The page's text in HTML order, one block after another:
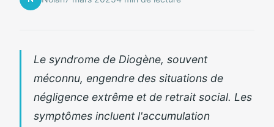
Le syndrome de Diogène, souvent
méconnu, engendre des situations de
négligence extrême et de retrait social. Les
symptômes incluent l'accumulation